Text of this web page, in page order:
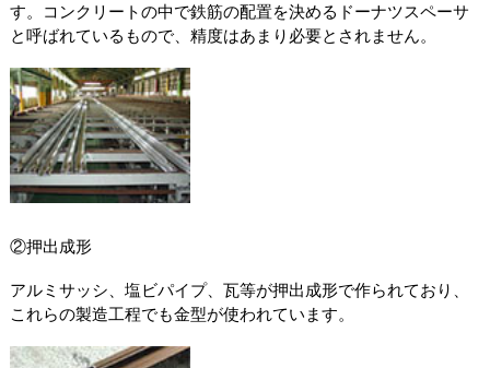
す。コンクリートの中で鉄筋の配置を決めるドーナツスペーサ
と呼ばれているもので、精度はあまり必要とされません。
②押出成形
アルミサッシ、塩ビパイプ、瓦等が押出成形で作られており、
これらの製造工程でも金型が使われています。